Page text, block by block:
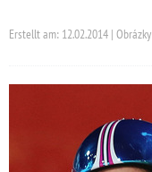
Erstellt am: 12.02.2014 |